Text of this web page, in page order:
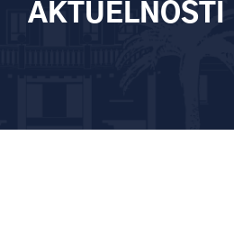
AKTUELNOSTI